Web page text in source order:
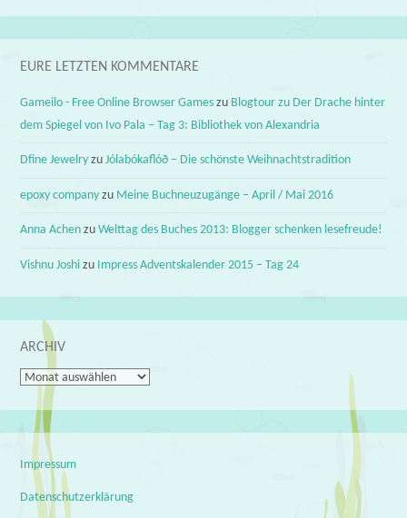
EURE LETZTEN KOMMENTARE
Gameilo - Free Online Browser Games zu Blogtour zu Der Drache hinter
dem Spiegel von Ivo Pala – Tag 3: Bibliothek von Alexandria
Dfine Jewelry zuJólabókaflóð – Die schönste Weihnachtstradition
epoxy company zu Meine Buchneuzugänge – April / Mai 2016
Anna Achen zuWelttag des Buches 2013: Blogger schenken lesefreude!
Vishnu Joshi zu Impress Adventskalender 2015 – Tag 24
ARCHIV
Archiv
Impressum
Datenschutzerklärung